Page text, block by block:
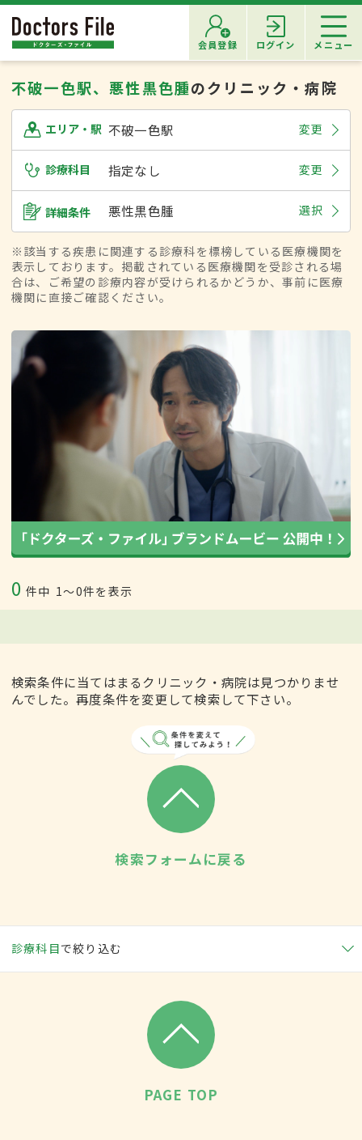
会員登録 ログイン メニュー
不破一色駅、悪性黒色腫のクリニック・病院
エリア・駅 不破一色駅 変更
診療科目 指定なし 変更
詳細条件 悪性黒色腫 選択
※該当する疾患に関連する診療科を標榜している医療機関を
表示しております。掲載されている医療機関を受診される場
合は、ご希望の診療内容が受けられるかどうか、事前に医療
機関に直接ご確認ください。
0 件中 1〜0件を表示
検索条件に当てはまるクリニック・病院は見つかりませ
んでした。再度条件を変更して検索して下さい。
検索フォームに戻る
診療科目で絞り込む
PAGE TOP